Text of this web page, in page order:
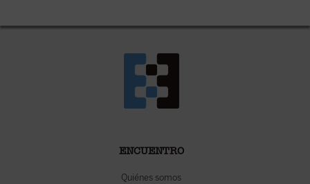
ENCUENTRO
Quiénes somos